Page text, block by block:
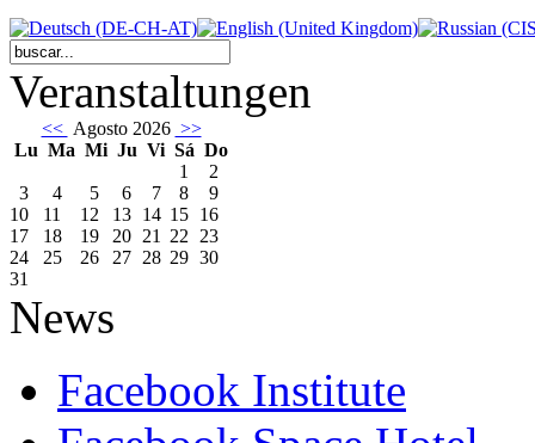
Veranstaltungen
<< Agosto 2026 >>
Lu Ma Mi Ju Vi Sá Do
1
2
3
4 5 6 7 8
9
10
11 12 13 14 15 16
17
18 19 20 21 22 23
24
25 26 27 28 29 30
31
News
Facebook Institute